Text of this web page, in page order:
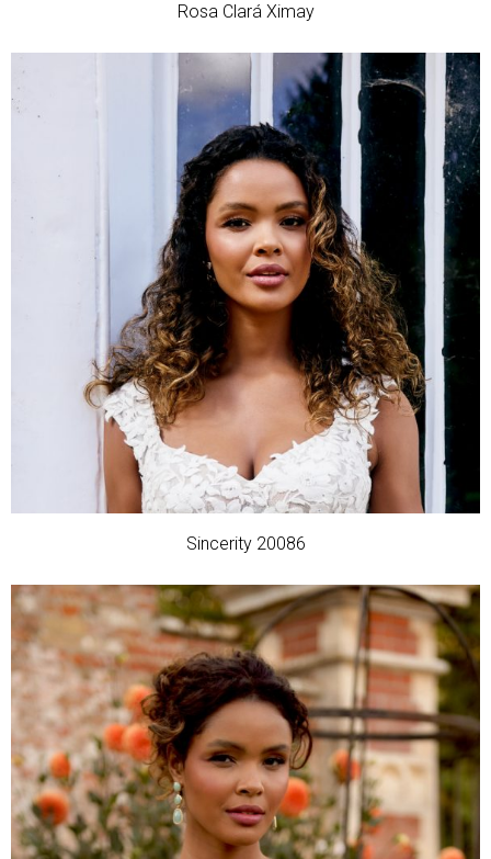
Rosa Clará Ximay
Sincerity 20086